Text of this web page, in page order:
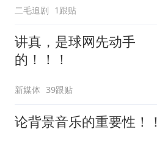
二毛追剧 1跟贴
讲真，是球网先动手
的！！！
新媒体 39跟贴
论背景音乐的重要性！！